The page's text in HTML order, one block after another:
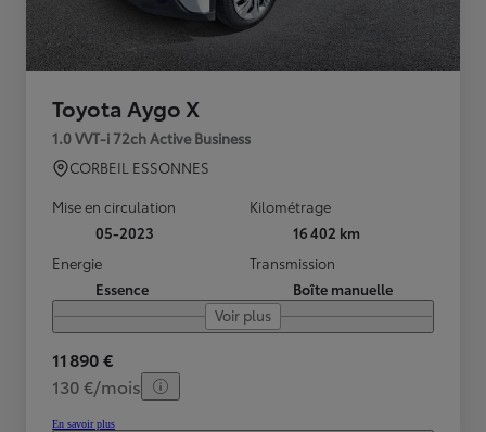
Toyota Aygo X
1.0 VVT-i 72ch Active Business
CORBEIL ESSONNES
Mise en circulation
05-2023
Kilométrage
16 402 km
Energie
Essence
Transmission
Boîte manuelle
Voir plus
11 890 €
130 €/mois
En savoir plus